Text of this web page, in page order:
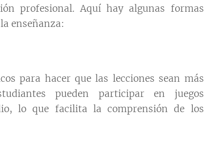
profesional. Aquí hay algunas formas
enseñanza:
para hacer que las lecciones sean más
pueden participar en juegos
lo que facilita la comprensión de los